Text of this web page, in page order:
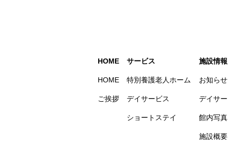
HOME
HOME
ご挨拶
サービス
特別養護老人ホーム
デイサービス
ショートステイ
施設情報
お知らせ
デイサ
館内写真
施設概要